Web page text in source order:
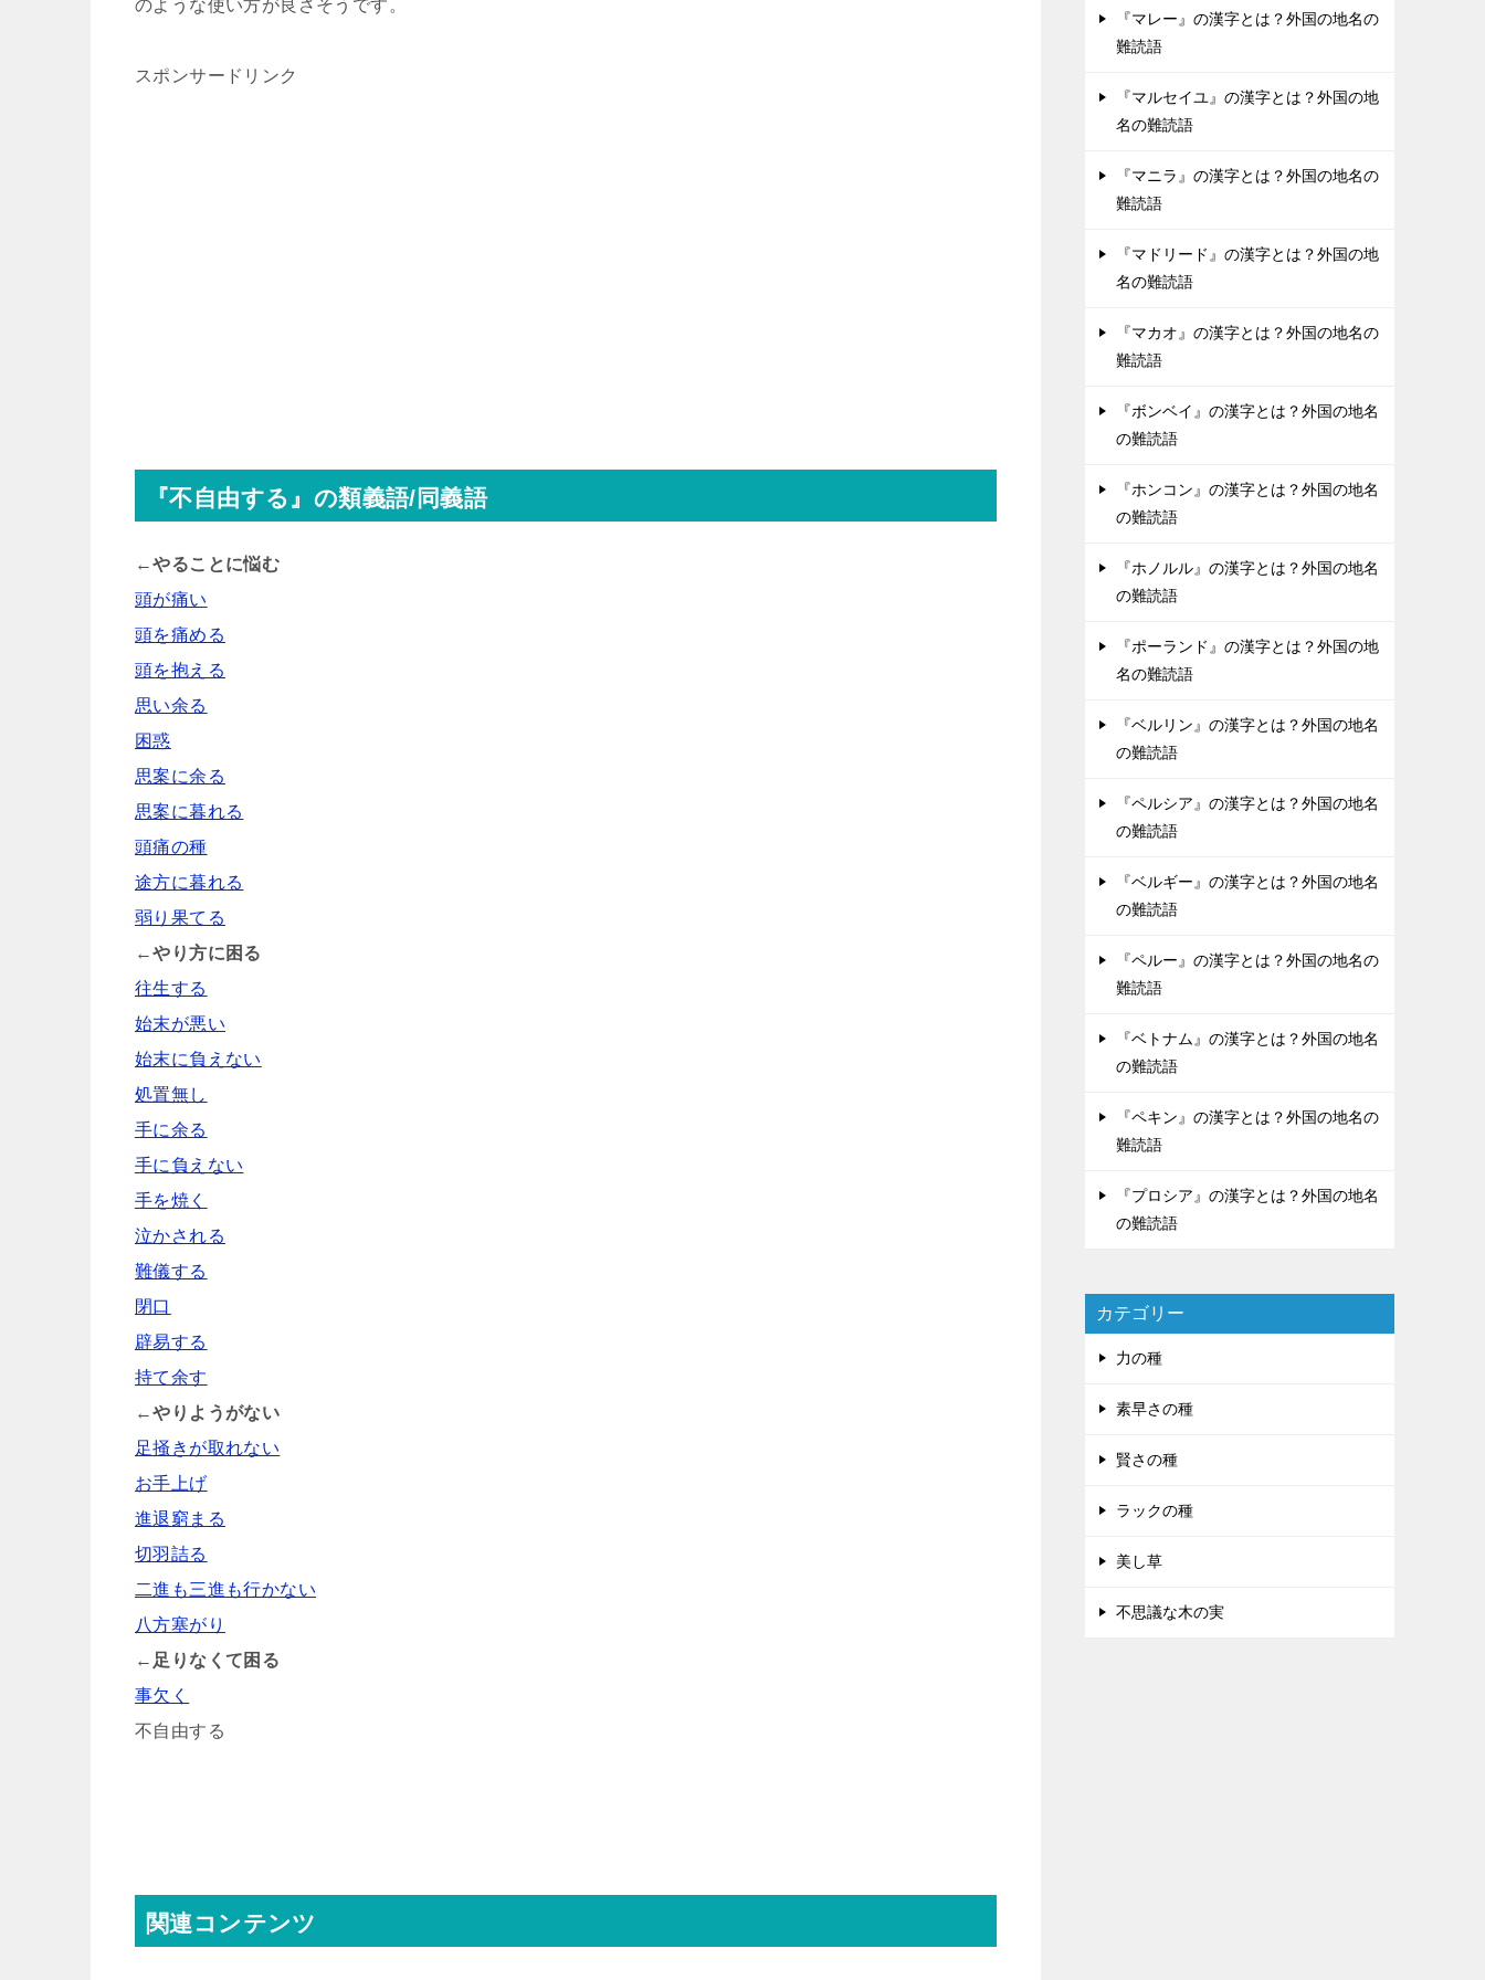
のような使い方が良さそうです。
スポンサードリンク
『不自由する』の類義語/同義語
←やることに悩む
頭が痛い
頭を痛める
頭を抱える
思い余る
困惑
思案に余る
思案に暮れる
頭痛の種
途方に暮れる
弱り果てる
←やり方に困る
往生する
始末が悪い
始末に負えない
処置無し
手に余る
手に負えない
手を焼く
泣かされる
難儀する
閉口
辟易する
持て余す
←やりようがない
足掻きが取れない
お手上げ
進退窮まる
切羽詰る
二進も三進も行かない
八方塞がり
←足りなくて困る
事欠く
不自由する
関連コンテンツ
『マレー』の漢字とは？外国の地名の
難読語
『マルセイユ』の漢字とは？外国の地
名の難読語
『マニラ』の漢字とは？外国の地名の
難読語
『マドリード』の漢字とは？外国の地
名の難読語
『マカオ』の漢字とは？外国の地名の
難読語
『ボンベイ』の漢字とは？外国の地名
の難読語
『ホンコン』の漢字とは？外国の地名
の難読語
『ホノルル』の漢字とは？外国の地名
の難読語
『ポーランド』の漢字とは？外国の地
名の難読語
『ベルリン』の漢字とは？外国の地名
の難読語
『ペルシア』の漢字とは？外国の地名
の難読語
『ベルギー』の漢字とは？外国の地名
の難読語
『ペルー』の漢字とは？外国の地名の
難読語
『ベトナム』の漢字とは？外国の地名
の難読語
『ペキン』の漢字とは？外国の地名の
難読語
『プロシア』の漢字とは？外国の地名
の難読語
カテゴリー
力の種
素早さの種
賢さの種
ラックの種
美し草
不思議な木の実